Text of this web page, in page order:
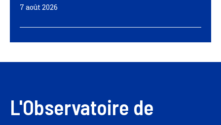
7 août 2026
L'Observatoire de